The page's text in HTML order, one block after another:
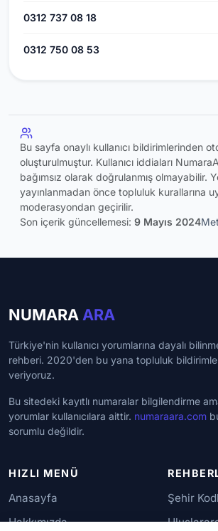
0312 737 08 18
0312 750 08 53
Bu sayfa onaylı kullanıcı bildirimlerinden
oluşturulmuştur. Kullanıcı iddiaları
bağımsız olarak doğrulanmış olmayabilir.
yayınlanmadan önce topluluk kurallarına
moderasyondan geçirilir.
Son içerik güncellemesi: 9 Mayıs 2024
NUMARA ARA
Türkiye'nin kullanıcı yorumlarına dayalı
rehberi. 2020'den bu yana topluluk
veriyoruz.
Bu sitedeki kayıtlı numaralar bilgilendirme
yorumlar kullanıcılara aittir. numaraara.com
sorumlu değildir.
HIZLI MENÜ
Anasayfa
Hakkımızda
Şehir